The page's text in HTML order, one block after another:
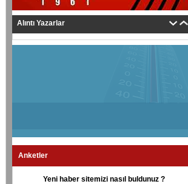
Alıntı Yazarlar
Anketler
Yeni haber sitemizi nasıl buldunuz ?